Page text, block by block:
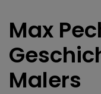
Max
Malers